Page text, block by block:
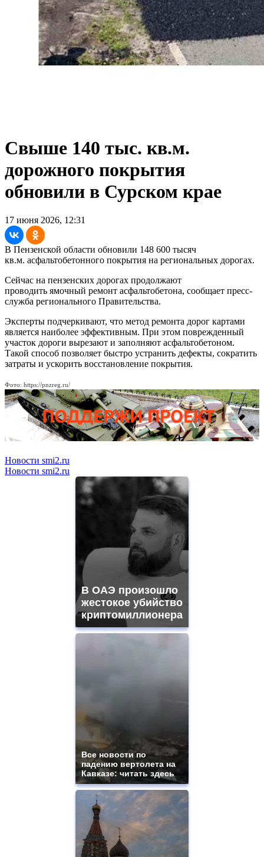
Свыше 140 тыс. кв.м.
дорожного покрытия
обновили в Сурском крае
17 июня 2026, 12:31
В Пензенской области обновили 148 600 тысяч
кв.м. асфальтобетонного покрытия на региональных дорогах.
Сейчас на пензенских дорогах продолжают
проводить ямочный ремонт асфальтобетона, сообщает пресс-
служба регионального Правительства.
Эксперты подчеркивают, что метод ремонта дорог картами
является наиболее эффективным. При этом поврежденный
участок дороги вырезают и заполняют асфальтобетоном.
Такой способ позволяет быстро устранить дефекты, сократить
затраты и ускорить восстановление покрытия.
Фото: https://pnzreg.ru/
Новости smi2.ru
Новости smi2.ru
В ОАЭ произошло
жестокое убийство
криптомиллионера
Все новости по
падению вертолета на
Кавказе: читать здесь